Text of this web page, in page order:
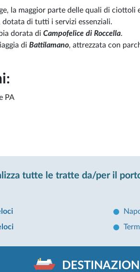
la maggior parte delle quali di ciottoli
dotata di tutti i servizi essenziali.
dorata di Campofelice di Roccella.
di Battilamano, attrezzata con
PA
tutte le tratte da/per il
DESTINAZIONI